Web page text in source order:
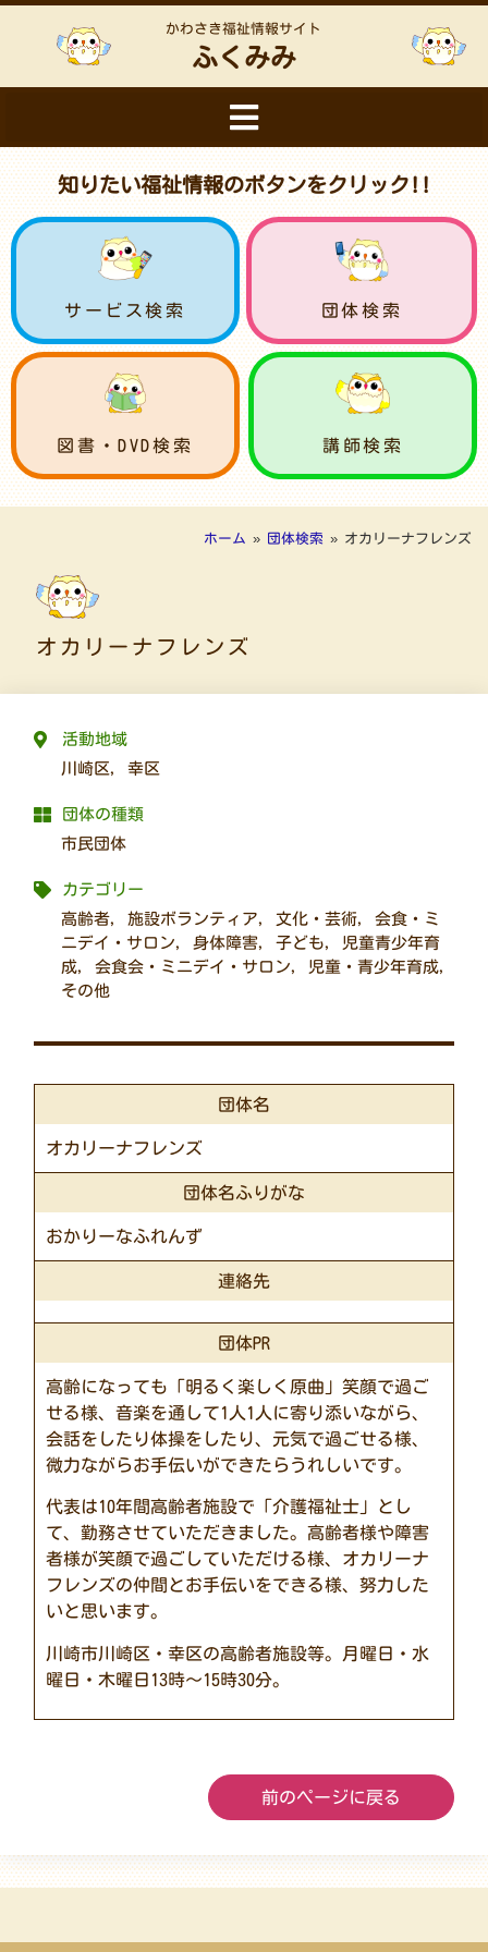
かわさき福祉情報サイト
ふくみみ
知りたい福祉情報のボタンをクリック!!
サービス検索 団体検索
図書・DVD検索 講師検索
ホーム » 団体検索 » オカリーナフレンズ
オカリーナフレンズ
活動地域
川崎区,幸区
団体の種類
市民団体
カテゴリー
高齢者,施設ボランティア,文化・芸術,会食・ミ
ニデイ・サロン,身体障害,子ども, 児童青少年育
成,会食会・ミニデイ・サロン, 児童・青少年育成,
その他
団体名
オカリーナフレンズ
団体名ふりがな
おかりーなふれんず
連絡先
団体PR
高齢になっても「明るく楽しく原曲」笑顔で過ご
せる様、音楽を通して1人1人に寄り添いながら、
会話をしたり体操をしたり、元気で過ごせる様、
微力ながらお手伝いができたらうれしいです。
代表は10年間高齢者施設で「介護福祉士」とし
て、勤務させていただきました。高齢者様や障害
者様が笑顔で過ごしていただける様、オカリーナ
フレンズの仲間とお手伝いをできる様、努力した
いと思います。
川崎市川崎区・幸区の高齢者施設等。月曜日・水
曜日・木曜日13時～15時30分。
前のページに戻る